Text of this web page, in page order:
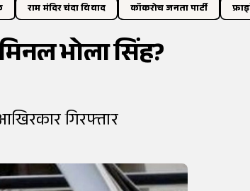
राम मंदिर चंदा विवाद कॉकरोच जनता पार्टी
भोला सिंह?
गिरफ्तार